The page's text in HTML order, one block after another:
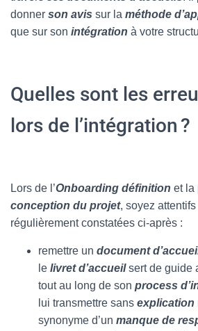
donner son avis sur la méthode
que sur son intégration à votre
Quelles sont les
lors de l’intégration ?
Lors de l’Onboarding définition et la
conception du projet, soyez
régulièrement constatées ci-après :
remettre un document
le livret d’accueilsert de guide
tout au long de son process
lui transmettre sans explication
synonyme d’un manque de